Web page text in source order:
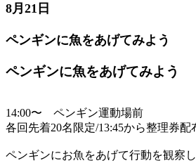
8月21日
ペンギンに魚をあげてみよう
ペンギンに魚をあげてみよう
14:00〜 ペンギン運動場前
各回先着20名限定/13:45から整理券配
ペンギンにお魚をあげて行動を観察し